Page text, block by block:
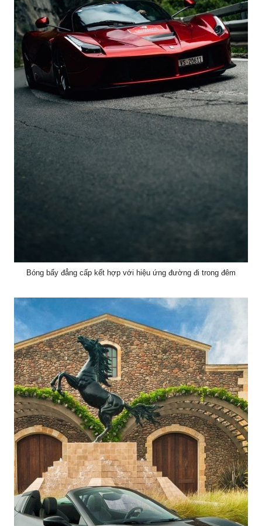
Bóng bẩy đẳng cấp kết hợp với hiệu ứng đường đi trong đêm